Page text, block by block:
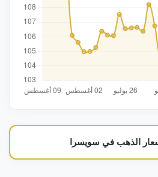
الذهب في سويسرا